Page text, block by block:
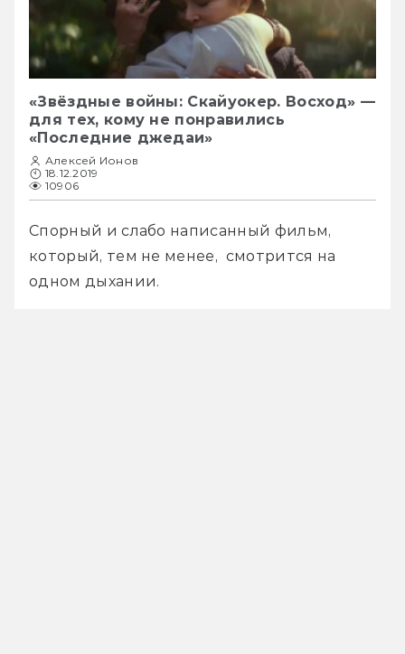
«Звёздные войны: Скайуокер. Восход» —
для тех, кому не понравились
«Последние джедаи»
Алексей Ионов
18.12.2019
10906
Спорный и слабо написанный фильм,
который, тем не менее,  смотрится на
одном дыхании.